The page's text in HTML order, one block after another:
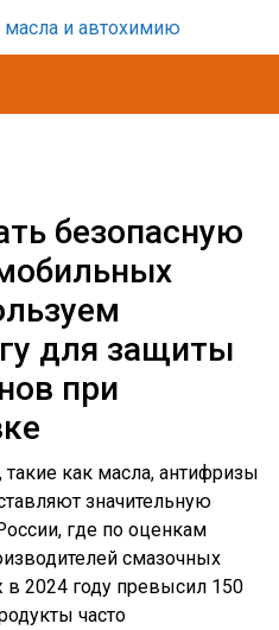
безопасную
для защиты
при
как масла, антифризы
значительную
где по оценкам
смазочных
2024 году превысил 150
часто